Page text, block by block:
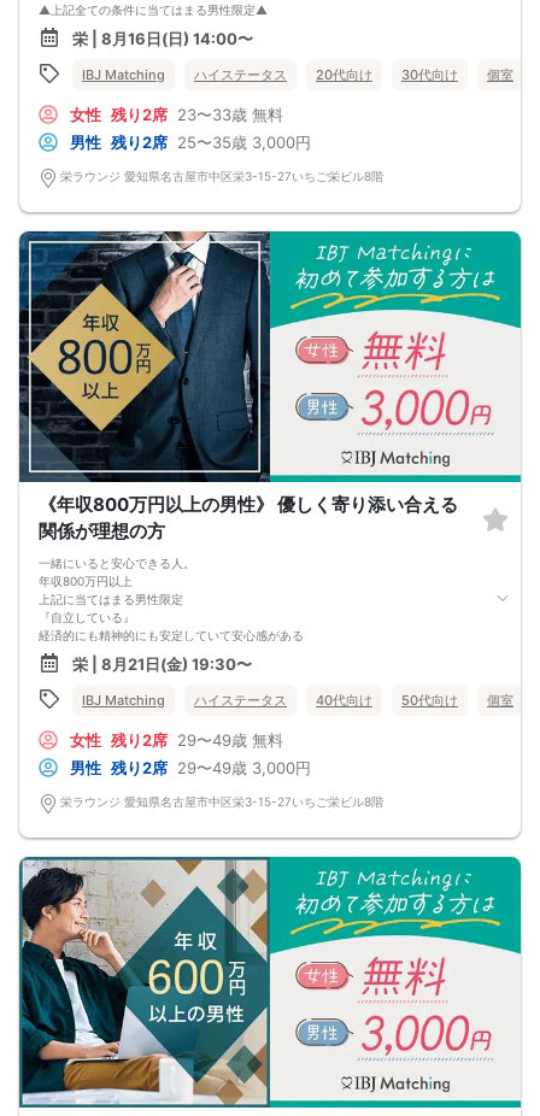
▲上記全ての条件に当てはまる男性限定▲
お互い協力し合える2人だから
一緒に暮らしても明るい未来が想像できる♡
栄 | 8月16日(日) 14:00〜
IBJ Matching ハイステータス 20代向け 30代向け 個室
女性 残り2席 23〜33歳 無料
男性 残り2席 25〜35歳 3,000円
栄ラウンジ 愛知県名古屋市中区栄3-15-27いちご栄ビル8階
《年収800万円以上の男性》 優しく寄り添い合える
関係が理想の方
一緒にいると安心できる人。
年収800万円以上
上記に当てはまる男性限定
『自立している』
経済的にも精神的にも安定していて安心感がある
『優しく寄り添える』
言葉遣いや口調が穏やかで安心感がある人がいい
将来を見据えて
お付き合いできるお相手と出会いませんか？
栄 | 8月21日(金) 19:30〜
IBJ Matching ハイステータス 40代向け 50代向け 個室
女性 残り2席 29〜49歳 無料
男性 残り2席 29〜49歳 3,000円
栄ラウンジ 愛知県名古屋市中区栄3-15-27いちご栄ビル8階